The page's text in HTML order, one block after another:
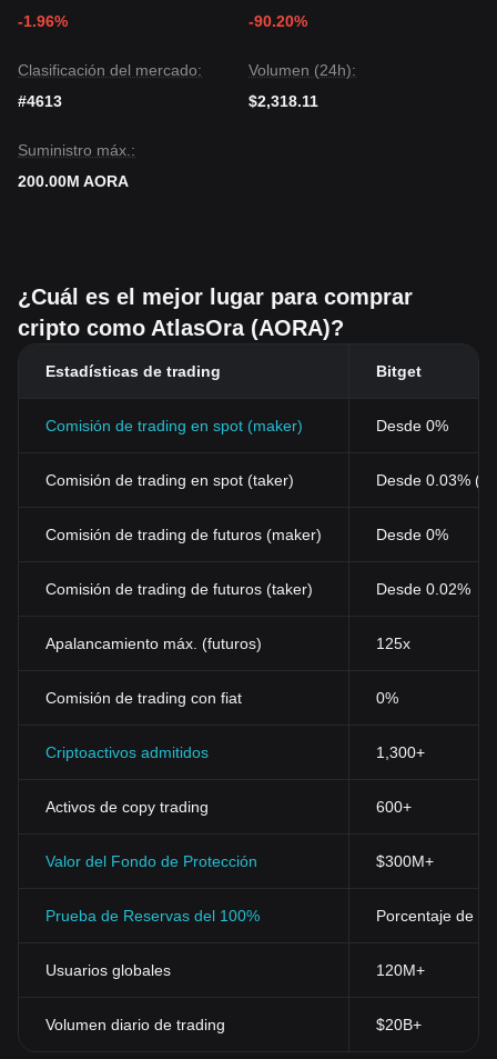
-1.96%
-90.20%
Clasificación del mercado:
#4613
Volumen (24h):
$2,318.11
Suministro máx.:
200.00M AORA
¿Cuál es el mejor lugar para comprar
cripto como AtlasOra (AORA)?
Estadísticas de trading Bitget
Comisión de trading en spot (maker) Desde 0%
Comisión de trading en spot (taker) Desde 0.03%
Comisión de trading de futuros (maker) Desde 0%
Comisión de trading de futuros (taker) Desde 0.02%
Apalancamiento máx. (futuros) 125x
Comisión de trading con fiat 0%
Criptoactivos admitidos 1,300+
Activos de copy trading 600+
Valor del Fondo de Protección $300M+
Prueba de Reservas del 100% Porcentaje de
Usuarios globales 120M+
Volumen diario de trading $20B+